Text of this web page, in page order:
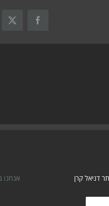
Facebook
X
דניאל קרן אנחנו